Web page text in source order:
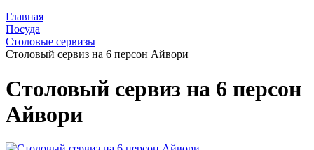
Главная
Посуда
Столовые сервизы
Столовый сервиз на 6 персон Айвори
Столовый сервиз на 6 персон
Айвори